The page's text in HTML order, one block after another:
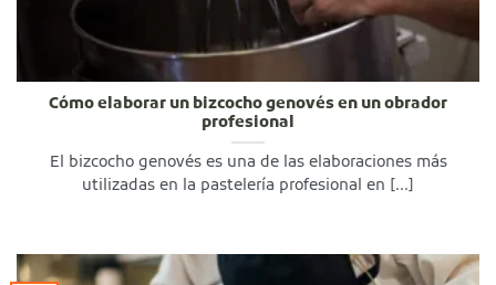
Cómo elaborar un bizcocho genovés en un obrador
profesional
El bizcocho genovés es una de las elaboraciones más
utilizadas en la pastelería profesional en [...]